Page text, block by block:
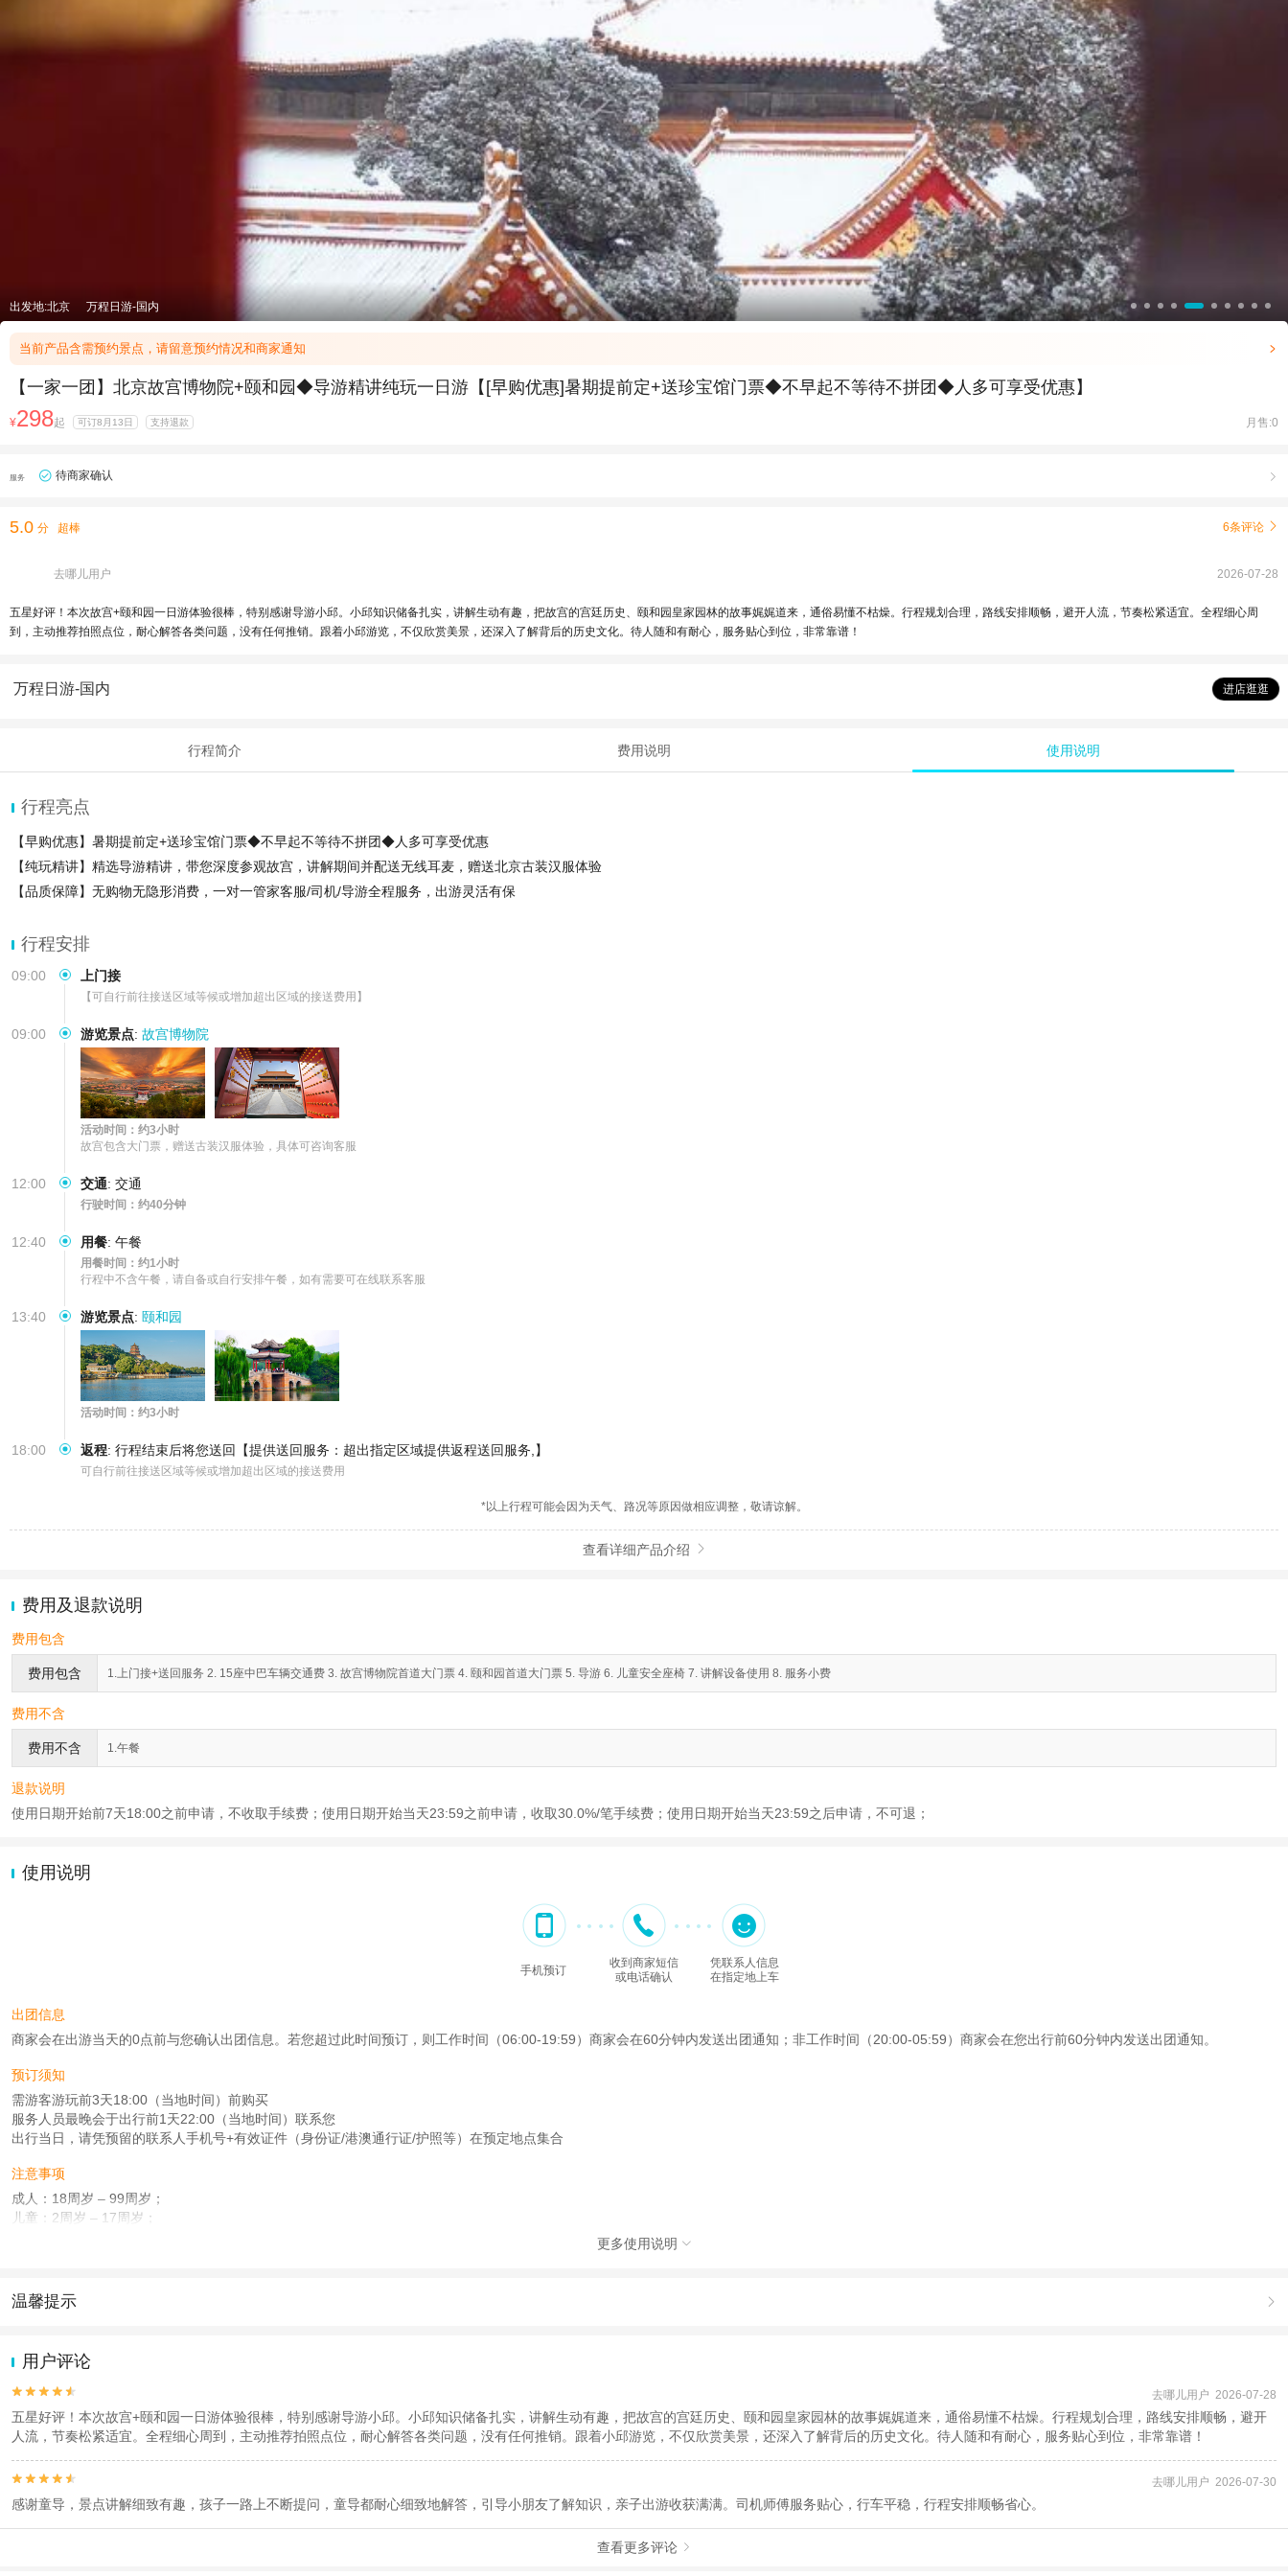
出发地:北京 万程日游-国内
当前产品含需预约景点，请留意预约情况和商家通知 
【一家一团】北京故宫博物院+颐和园◆导游精讲纯玩一日游【[早购优惠]暑期提前定+送珍宝馆门票◆不早起不等待不拼团◆人多可享受优惠】
¥298起 可订8月13日 支持退款 月售:0
服务 待商家确认 
5.0 分 超棒 6条评论 
去哪儿用户 2026-07-28
五星好评！本次故宫+颐和园一日游体验很棒，特别感谢导游小邱。小邱知识储备扎实，讲解生动有趣，把故宫的宫廷历史、颐和园皇家园林的故事娓娓道来，通俗易懂不枯燥。行程规划合理，路线安排顺畅，避开人流，节奏松紧适宜。全程细心周
到，主动推荐拍照点位，耐心解答各类问题，没有任何推销。跟着小邱游览，不仅欣赏美景，还深入了解背后的历史文化。待人随和有耐心，服务贴心到位，非常靠谱！
万程日游-国内 进店逛逛
行程简介 费用说明 使用说明
行程亮点
【早购优惠】暑期提前定+送珍宝馆门票◆不早起不等待不拼团◆人多可享受优惠
【纯玩精讲】精选导游精讲，带您深度参观故宫，讲解期间并配送无线耳麦，赠送北京古装汉服体验
【品质保障】无购物无隐形消费，一对一管家客服/司机/导游全程服务，出游灵活有保
行程安排
09:00 上门接
【可自行前往接送区域等候或增加超出区域的接送费用】
09:00 游览景点: 故宫博物院
活动时间：约3小时
故宫包含大门票，赠送古装汉服体验，具体可咨询客服
12:00 交通: 交通
行驶时间：约40分钟
12:40 用餐: 午餐
用餐时间：约1小时
行程中不含午餐，请自备或自行安排午餐，如有需要可在线联系客服
13:40 游览景点: 颐和园
活动时间：约3小时
18:00 返程: 行程结束后将您送回【提供送回服务：超出指定区域提供返程送回服务,】
可自行前往接送区域等候或增加超出区域的接送费用
*以上行程可能会因为天气、路况等原因做相应调整，敬请谅解。
查看详细产品介绍 
费用及退款说明
费用包含
费用包含 1.上门接+送回服务 2. 15座中巴车辆交通费 3. 故宫博物院首道大门票 4. 颐和园首道大门票 5. 导游 6. 儿童安全座椅 7. 讲解设备使用 8. 服务小费
费用不含
费用不含 1.午餐
退款说明
使用日期开始前7天18:00之前申请，不收取手续费；使用日期开始当天23:59之前申请，收取30.0%/笔手续费；使用日期开始当天23:59之后申请，不可退；
使用说明
手机预订
收到商家短信
或电话确认
凭联系人信息
在指定地上车
出团信息
商家会在出游当天的0点前与您确认出团信息。若您超过此时间预订，则工作时间（06:00-19:59）商家会在60分钟内发送出团通知；非工作时间（20:00-05:59）商家会在您出行前60分钟内发送出团通知。
预订须知
需游客游玩前3天18:00（当地时间）前购买
服务人员最晚会于出行前1天22:00（当地时间）联系您
出行当日，请凭预留的联系人手机号+有效证件（身份证/港澳通行证/护照等）在预定地点集合
注意事项
成人：18周岁 – 99周岁；
儿童：2周岁 – 17周岁；
更多使用说明 
温馨提示 
2.为普及旅游安全知识及旅游文明公约，使您的旅程顺利圆满完成，特制定
用户评论

 去哪儿用户 2026-07-28
五星好评！本次故宫+颐和园一日游体验很棒，特别感谢导游小邱。小邱知识储备扎实，讲解生动有趣，把故宫的宫廷历史、颐和园皇家园林的故事娓娓道来，通俗易懂不枯燥。行程规划合理，路线安排顺畅，避开
人流，节奏松紧适宜。全程细心周到，主动推荐拍照点位，耐心解答各类问题，没有任何推销。跟着小邱游览，不仅欣赏美景，还深入了解背后的历史文化。待人随和有耐心，服务贴心到位，非常靠谱！

 去哪儿用户 2026-07-30
感谢童导，景点讲解细致有趣，孩子一路上不断提问，童导都耐心细致地解答，引导小朋友了解知识，亲子出游收获满满。司机师傅服务贴心，行车平稳，行程安排顺畅省心。
查看更多评论 